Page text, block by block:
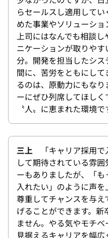
らセールスし適用して
めた事業やソリューショ
上司にはなんでも相談
ニケーションが取りや
分。開発を担当したシ
間に、苦労をともにして
るのは、原動力にもな
ーにぜひ列席してほしく
〝人〟に恵まれた環境で
三上 「キャリア採用で
して期待されている雰
ーもありましたが、「
入れたい」のように声
尊重してチャンスを与
げることができます。新
ません。やる気やモチ
見据えるキャリアを幅